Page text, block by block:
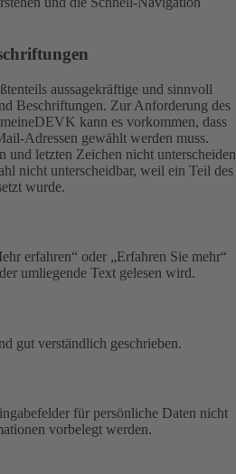
aussagekräftige und sinnvoll
Beschriftungen. Zur Anforderung des
kann es vorkommen, dass
Adressen gewählt werden muss.
und letzten Zeichen nicht
nicht unterscheidbar, weil ein Teil des
wurde.
erfahren“ oder „Erfahren Sie mehr“
umliegende Text gelesen wird.
gut verständlich geschrieben.
für persönliche Daten nicht
vorbelegt werden.